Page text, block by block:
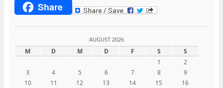
Share
AUGUST 2026
M D M D F S
S
1
2
3
4 5 6 7 8
9
10
11 12 13 14 15
16